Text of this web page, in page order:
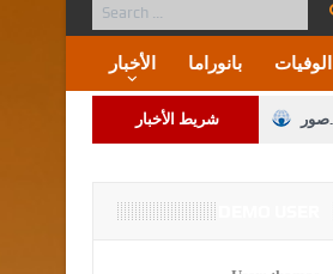
الأخبار بانوراما الوفيات
شريط الأخبار